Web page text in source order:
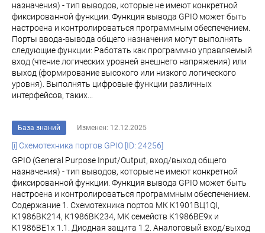
назначения) - тип выводов, которые не имеют конкретной
фиксированной функции. Функция вывода GPIO может быть
настроена и контролироваться программным обеспечением.
Порты ввода-вывода общего назначения могут выполнять
следующие функции: Работать как программно управляемый
вход (чтение логических уровней внешнего напряжения) или
выход (формирование высокого или низкого логического
уровня). Выполнять цифровые функции различных
интерфейсов, таких...
База знаний Изменен: 12.12.2025
[i] Схемотехника портов GPIO [ID: 24256]
GPIO (General Purpose Input/Output, вход/выход общего
назначения) - тип выводов, которые не имеют конкретной
фиксированной функции. Функция вывода GPIO может быть
настроена и контролироваться программным обеспечением.
Содержание 1. Схемотехника портов МК К1901ВЦ1QI,
К1986ВК214, К1986ВК234, МК семейств К1986ВЕ9x и
К1986ВЕ1x 1.1. Диодная защита 1.2. Аналоговый вход/выход